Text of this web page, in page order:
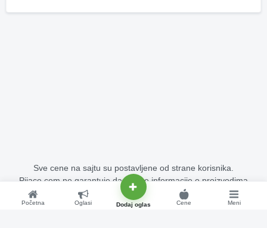
Sve cene na sajtu su postavljene od strane korisnika.
Pijace.com ne garantuje da su sve informacije o proizvodima
potpuno tačne i bez grešaka.
Copyright © 2015 - 2026 Pijace.com Sva prava su zadržana.
Početna Oglasi Dodaj oglas Cene Meni